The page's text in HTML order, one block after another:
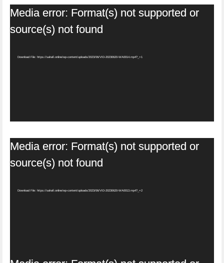
Video
Media error: Format(s) not supported or
source(s) not found
Download File: https://sahafi.online/wp-content/uploads/2023/06/VID-20230620-WA0014.mp4?_=1
Video
Media error: Format(s) not supported or
source(s) not found
Download File: https://sahafi.online/wp-content/uploads/2023/06/VID-20230620-WA0013.mp4?_=2